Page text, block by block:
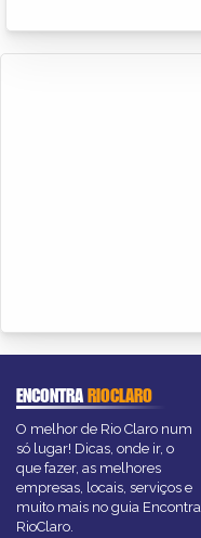
ENCONTRARIOCLARO
O melhor de Rio Claro num
só lugar! Dicas, onde ir, o
que fazer, as melhores
empresas, locais, serviços e
muito mais no guia Encontra
RioClaro.